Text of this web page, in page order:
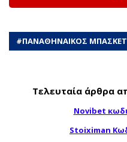
#ΠΑΝΑΘΗΝΑΙΚΟΣ ΜΠΑΣΚΕΤ
Τελευταία άρθρα
Novibet
Stoiximan